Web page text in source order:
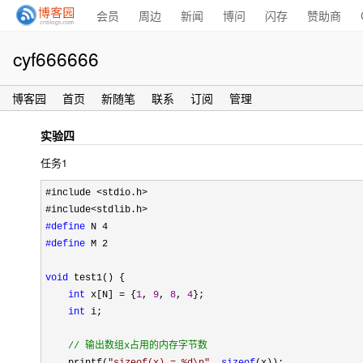
会员 周边 新闻 博问 闪存 赞助商
cyf666666
博客园 首页 新随笔 联系 订阅 管理
实验四
任务1
#include <stdio.h>
#include
#define
#define M 2
void test1() {
int x[N] = { 1, 9, 8, 4 };
int i;
// 输出数组x占用的内存字节数